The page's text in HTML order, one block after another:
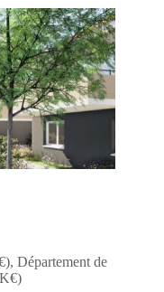
Département de